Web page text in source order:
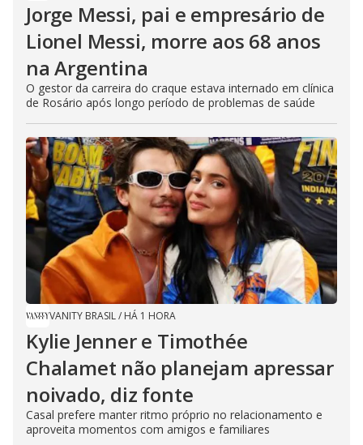
Jorge Messi, pai e empresário de
Lionel Messi, morre aos 68 anos
na Argentina
O gestor da carreira do craque estava internado em clínica
de Rosário após longo período de problemas de saúde
VANITY BRASIL/ HÁ 1 HORA
Kylie Jenner e Timothée
Chalamet não planejam apressar
noivado, diz fonte
Casal prefere manter ritmo próprio no relacionamento e
aproveita momentos com amigos e familiares